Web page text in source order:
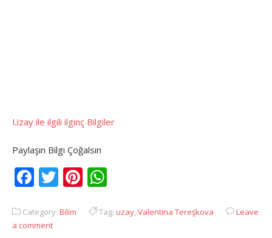
Uzay ile ilgili ilginç Bilgiler
Paylaşın Bilgi Çoğalsın
Facebook
TwitterPinterest
Category: Bilim Tag: uzay,Valentina Tereşkova
Leave
a comment